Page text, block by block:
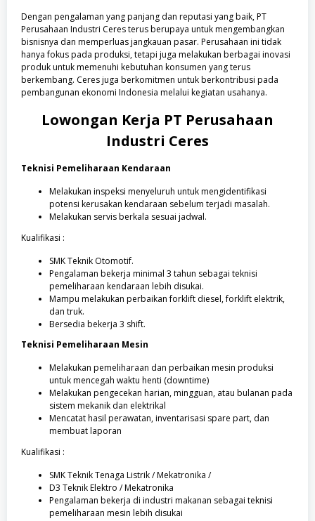
Dengan pengalaman yang panjang dan reputasi yang baik, PT
Perusahaan Industri Ceres terus berupaya untuk mengembangkan
bisnisnya dan memperluas jangkauan pasar. Perusahaan ini tidak
hanya fokus pada produksi, tetapi juga melakukan berbagai inovasi
produk untuk memenuhi kebutuhan konsumen yang terus
berkembang. Ceres juga berkomitmen untuk berkontribusi pada
pembangunan ekonomi Indonesia melalui kegiatan usahanya.
Lowongan Kerja PT Perusahaan
Industri Ceres
Teknisi Pemeliharaan Kendaraan
Melakukan inspeksi menyeluruh untuk mengidentifikasi
potensi kerusakan kendaraan sebelum terjadi masalah.
Melakukan servis berkala sesuai jadwal.
Kualifikasi :
SMK Teknik Otomotif.
Pengalaman bekerja minimal 3 tahun sebagai teknisi
pemeliharaan kendaraan lebih disukai.
Mampu melakukan perbaikan forklift diesel, forklift elektrik,
dan truk.
Bersedia bekerja 3 shift.
Teknisi Pemeliharaan Mesin
Melakukan pemeliharaan dan perbaikan mesin produksi
untuk mencegah waktu henti (downtime)
Melakukan pengecekan harian, mingguan, atau bulanan pada
sistem mekanik dan elektrikal
Mencatat hasil perawatan, inventarisasi spare part, dan
membuat laporan
Kualifikasi :
SMK Teknik Tenaga Listrik / Mekatronika /
D3 Teknik Elektro / Mekatronika
Pengalaman bekerja di industri makanan sebagai teknisi
pemeliharaan mesin lebih disukai